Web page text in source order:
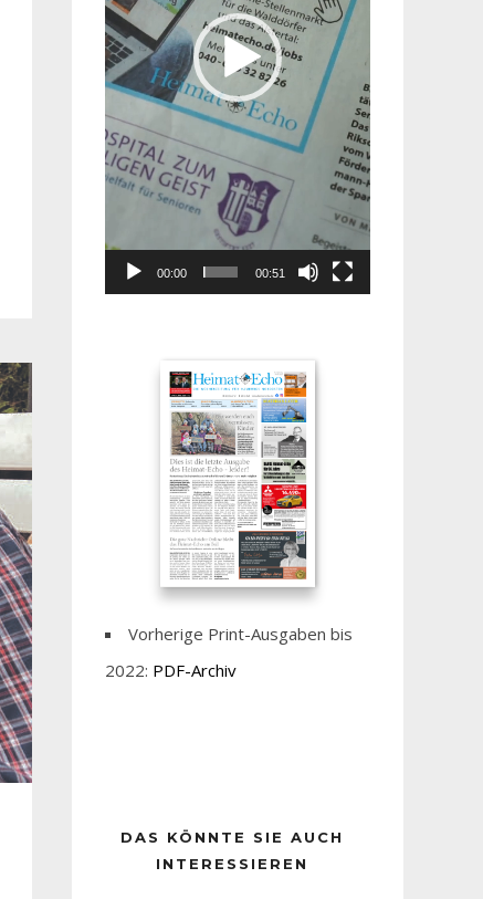
00:00 00:51
Vorherige Print-Ausgaben bis
2022: PDF-Archiv
DAS KÖNNTE SIE AUCH
INTERESSIEREN